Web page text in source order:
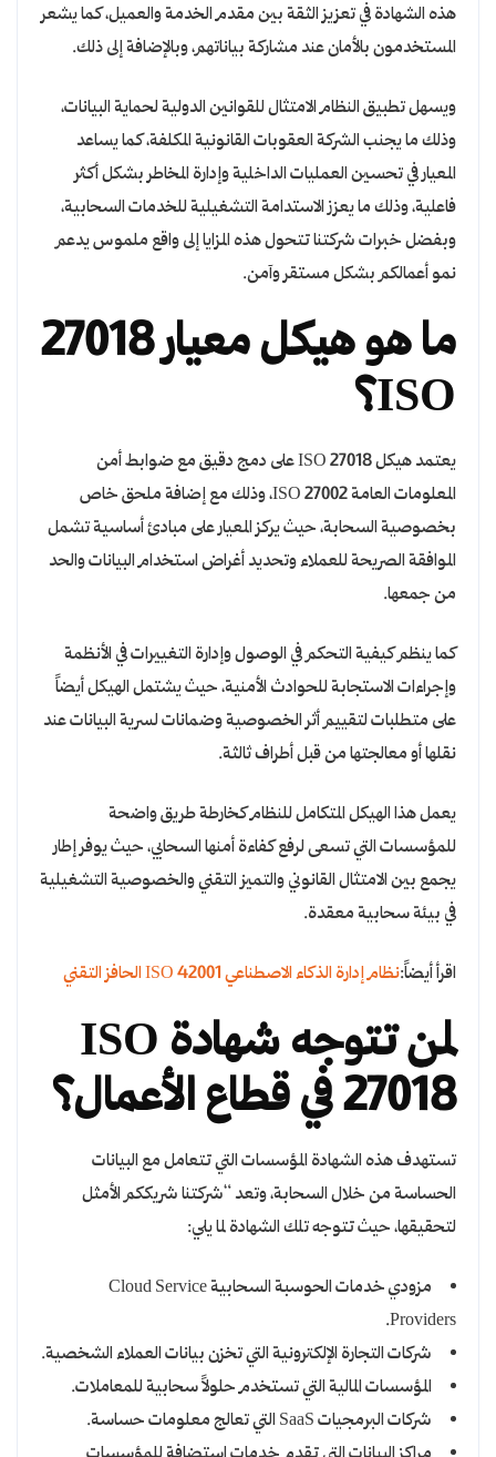
هذه الشهادة في تعزيز الثقة بين مقدم الخدمة والعميل، كما يشعر
المستخدمون بالأمان عند مشاركة بياناتهم، وبالإضافة إلى ذلك.
ويسهل تطبيق النظام الامتثال للقوانين الدولية لحماية البيانات،
وذلك ما يجنب الشركة العقوبات القانونية المكلفة، كما يساعد
المعيار في تحسين العمليات الداخلية وإدارة المخاطر بشكل أكثر
فاعلية، وذلك ما يعزز الاستدامة التشغيلية للخدمات السحابية،
وبفضل خبرات شركتنا تتحول هذه المزايا إلى واقع ملموس يدعم
نمو أعمالكم بشكل مستقر وآمن.
ما هو هيكل معيار 27018
ISO؟
يعتمد هيكل ISO 27018 على دمج دقيق مع ضوابط أمن
المعلومات العامة ISO 27002، وذلك مع إضافة ملحق خاص
بخصوصية السحابة، حيث يركز المعيار على مبادئ أساسية تشمل
الموافقة الصريحة للعملاء وتحديد أغراض استخدام البيانات والحد
من جمعها.
كما ينظم كيفية التحكم في الوصول وإدارة التغييرات في الأنظمة
وإجراءات الاستجابة للحوادث الأمنية، حيث يشتمل الهيكل أيضاً
على متطلبات لتقييم أثر الخصوصية وضمانات لسرية البيانات عند
نقلها أو معالجتها من قبل أطراف ثالثة.
يعمل هذا الهيكل المتكامل للنظام كخارطة طريق واضحة
للمؤسسات التي تسعى لرفع كفاءة أمنها السحابي، حيث يوفر إطار
يجمع بين الامتثال القانوني والتميز التقني والخصوصية التشغيلية
في بيئة سحابية معقدة.
اقرأ أيضاً:نظام إدارة الذكاء الاصطناعي ISO 42001 الحافز التقني
لمن تتوجه شهادة ISO
27018 في قطاع الأعمال؟
تستهدف هذه الشهادة المؤسسات التي تتعامل مع البيانات
الحساسة من خلال السحابة، وتعد “شركتنا شريككم الأمثل
لتحقيقها، حيث تتوجه تلك الشهادة لما يلي:
مزودي خدمات الحوسبة السحابية Cloud Service
Providers.
شركات التجارة الإلكترونية التي تخزن بيانات العملاء الشخصية.
المؤسسات المالية التي تستخدم حلولاً سحابية للمعاملات.
شركات البرمجيات SaaS التي تعالج معلومات حساسة.